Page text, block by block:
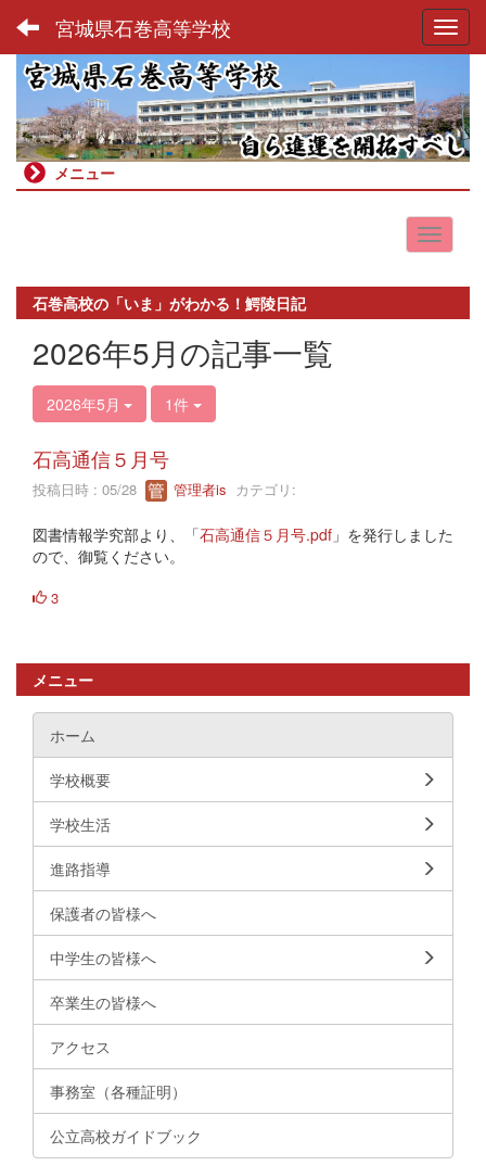
宮城県石巻高等学校
メニュー
石巻高校の「いま」がわかる！鰐陵日記
2026年5月の記事一覧
2026年5月 1件
石高通信５月号
投稿日時 : 05/28 管理者is カテゴリ:
図書情報学究部より、「石高通信５月号.pdf 」を発行しました
ので、御覧ください。
3
メニュー
ホーム
学校概要
学校生活
進路指導
保護者の皆様へ
中学生の皆様へ
卒業生の皆様へ
アクセス
事務室（各種証明）
公立高校ガイドブック